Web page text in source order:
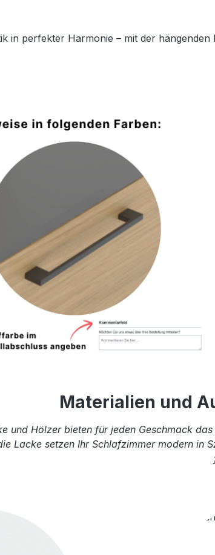
in perfekter Harmonie – mit der
Materialien und
und Hölzer bieten für jeden Geschmack
Lacke setzen Ihr Schlafzimmer modern